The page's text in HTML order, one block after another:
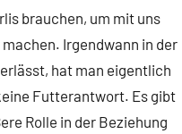
brauchen, um mit uns
Irgendwann in der
hat man eigentlich
Futterantwort. Es gibt
Rolle in der Beziehung